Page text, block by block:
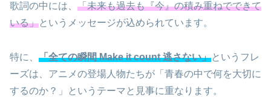
歌詞の中には、 「未来も過去も『今』の積み重ねでできて
いる」というメッセージが込められています。
特に、 「全ての瞬間 Make it count 逃さない」というフレ
ーズは、アニメの登場人物たちが「青春の中で何を大切に
するのか？」というテーマと見事に重なります。